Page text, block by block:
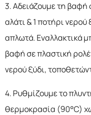
3. Αδειάζουμε τη βαφή
αλάτι & 1 ποτήρι
απλωτά. Εναλλακτικά
βαφή σε πλαστική
νερού ξύδι,
4. Ρυθμίζουμε το
θερμοκρασία (90°C)